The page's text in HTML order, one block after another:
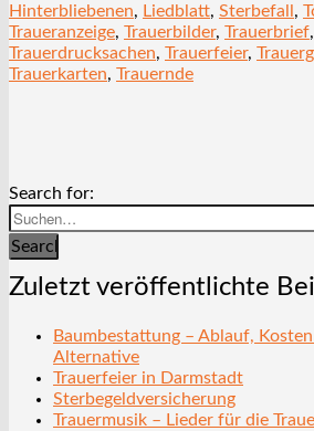
Hinterbliebenen, Liedblatt, Sterbefall,
Traueranzeige, Trauerbilder, Trauerbrief,
Trauerdrucksachen, Trauerfeier,
Trauerkarten, Trauernde
Search for:
Search
Zuletzt veröffentlichte
Baumbestattung – Ablauf,
Alternative
Trauerfeier in Darmstadt
Sterbegeldversicherung
Trauermusik – Lieder für die